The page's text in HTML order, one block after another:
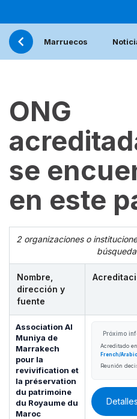
Marruecos
ONG
se
en este
2 organizaciones o
búsqueda
Nombre,
dirección y
fuente
Association Al
Muniya de
Marrakech
pour la
revivification et
la préservation
du patrimoine
du Royaume du
Maroc
Próximo
Acreditado en
French/Arabic
Reunión
Detalles